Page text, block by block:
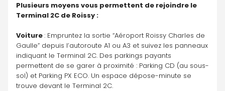
Plusieurs moyens vous permettent de rejoindre le
Terminal 2C de Roissy :
Voiture : Empruntez la sortie “Aéroport Roissy Charles de
Gaulle” depuis l’autoroute A1 ou A3 et suivez les panneaux
indiquant le Terminal 2C. Des parkings payants
permettent de se garer à proximité : Parking CD (au sous-
sol) et Parking PX ECO. Un espace dépose-minute se
trouve devant le Terminal 2C.